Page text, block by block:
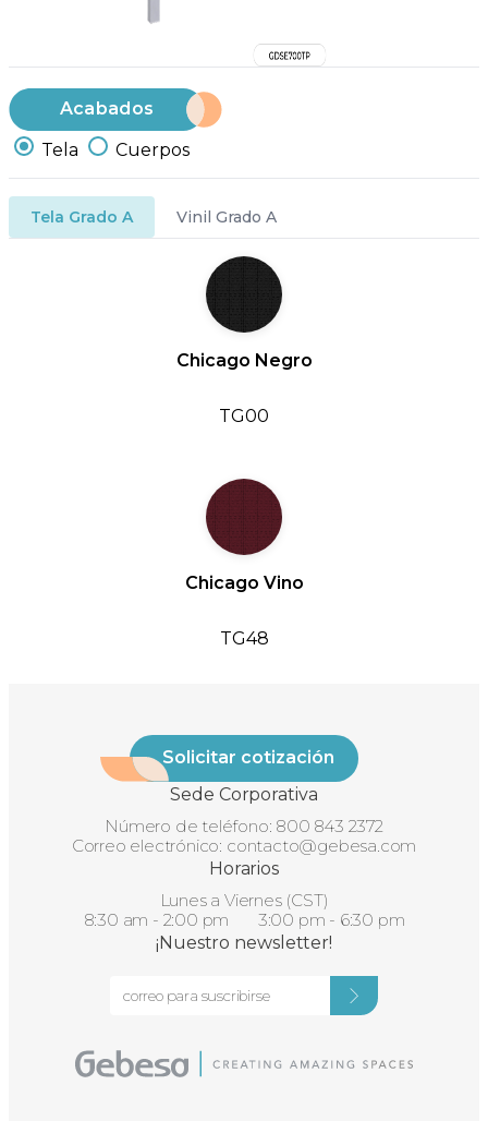
Acabados
Tela
Cuerpos
Tela Grado A Vinil Grado A
Chicago Negro
TG00
Chicago Vino
TG48
Solicitar cotización
Sede Corporativa
Número de teléfono: 800 843 2372
Correo electrónico: contacto@gebesa.com
Horarios
Lunes a Viernes (CST)
8:30 am - 2:00 pm 3:00 pm - 6:30 pm
¡Nuestro newsletter!